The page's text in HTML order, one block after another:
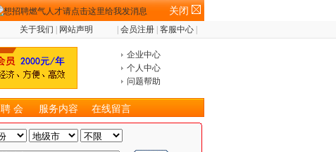
关闭
关于我们 网站声明 会员注册 客服中心
企业中心
个人中心
问题帮助
会 服务内容 在线留言